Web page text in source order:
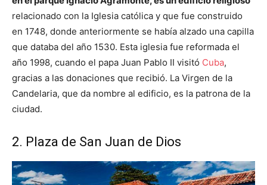
relacionado con la Iglesia católica y que fue construido
en 1748, donde anteriormente se había alzado una capilla
que databa del año 1530. Esta iglesia fue reformada el
año 1998, cuando el papa Juan Pablo II visitó Cuba,
gracias a las donaciones que recibió. La Virgen de la
Candelaria, que da nombre al edificio, es la patrona de la
ciudad.
2. Plaza de San Juan de Dios